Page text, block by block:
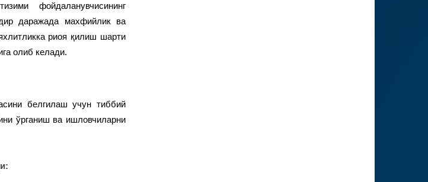
фойдаланувчисининг
даражада махфийлик ва
риоя қилиш шарти
олиб келади.
белгилаш учун тиббий
ўрганиш ва ишловчиларни